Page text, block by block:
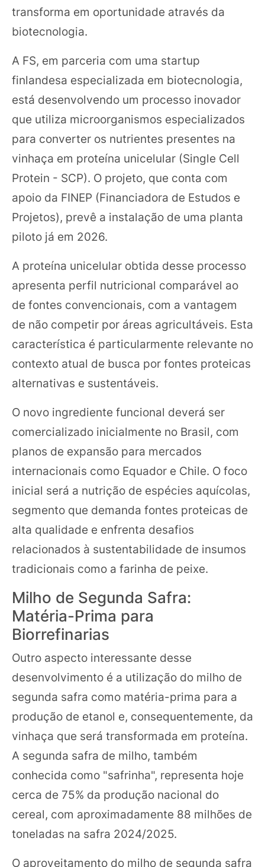
transforma em oportunidade através da
biotecnologia.
A FS, em parceria com uma startup
finlandesa especializada em biotecnologia,
está desenvolvendo um processo inovador
que utiliza microorganismos especializados
para converter os nutrientes presentes na
vinhaça em proteína unicelular (Single Cell
Protein - SCP). O projeto, que conta com
apoio da FINEP (Financiadora de Estudos e
Projetos), prevê a instalação de uma planta
piloto já em 2026.
A proteína unicelular obtida desse processo
apresenta perfil nutricional comparável ao
de fontes convencionais, com a vantagem
de não competir por áreas agricultáveis. Esta
característica é particularmente relevante no
contexto atual de busca por fontes proteicas
alternativas e sustentáveis.
O novo ingrediente funcional deverá ser
comercializado inicialmente no Brasil, com
planos de expansão para mercados
internacionais como Equador e Chile. O foco
inicial será a nutrição de espécies aquícolas,
segmento que demanda fontes proteicas de
alta qualidade e enfrenta desafios
relacionados à sustentabilidade de insumos
tradicionais como a farinha de peixe.
Milho de Segunda Safra:
Matéria-Prima para
Biorrefinarias
Outro aspecto interessante desse
desenvolvimento é a utilização do milho de
segunda safra como matéria-prima para a
produção de etanol e, consequentemente, da
vinhaça que será transformada em proteína.
A segunda safra de milho, também
conhecida como "safrinha", representa hoje
cerca de 75% da produção nacional do
cereal, com aproximadamente 88 milhões de
toneladas na safra 2024/2025.
O aproveitamento do milho de segunda safra